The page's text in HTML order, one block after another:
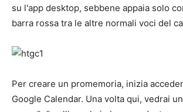
su l'app desktop, sebbene appaia solo
barra rossa tra le altre normali voci del
Per creare un promemoria, inizia
Google Calendar. Una volta qui, vedrai